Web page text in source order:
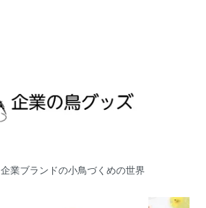
企業ブランドの小鳥づくめの世界